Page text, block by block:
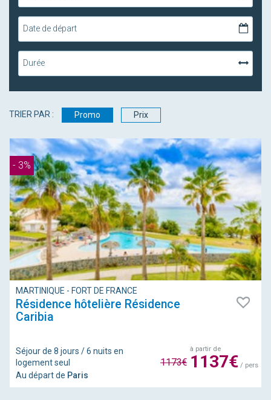
Date de départ
Durée
TRIER PAR : Promo Prix
- 3%
MARTINIQUE - FORT DE FRANCE
Résidence hôtelière Résidence
Caribia
Séjour de 8 jours / 6 nuits en
logement seul
Au départ de Paris
à partir de
1137€/ pers
1173€